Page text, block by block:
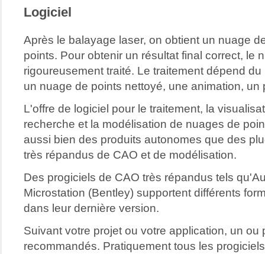
Logiciel
Après le balayage laser, on obtient un nuage
points. Pour obtenir un résultat final correct, le
rigoureusement traité. Le traitement dépend
un nuage de points nettoyé, une animation,
L'offre de logiciel pour le traitement, la
recherche et la modélisation de nuages de
aussi bien des produits autonomes que des
très répandus de CAO et de modélisation.
Des progiciels de CAO très répandus tels
Microstation (Bentley) supportent différents
dans leur dernière version.
Suivant votre projet ou votre application, un ou
recommandés. Pratiquement tous les